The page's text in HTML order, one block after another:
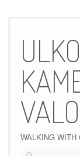
content
WALKING WITH